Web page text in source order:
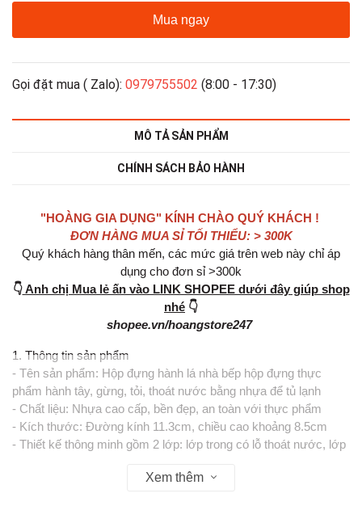
Mua ngay
Gọi đặt mua ( Zalo): 0979755502 (8:00 - 17:30)
MÔ TẢ SẢN PHẨM
CHÍNH SÁCH BẢO HÀNH
"HOÀNG GIA DỤNG" KÍNH CHÀO QUÝ KHÁCH !
ĐƠN HÀNG MUA SỈ TỐI THIỂU: > 300K
Quý khách hàng thân mến, các mức giá trên web này chỉ áp
dụng cho đơn sỉ >300k
👇Anh chị Mua lẻ ấn vào LINK SHOPEE dưới đây giúp shop
nhé 👇
shopee.vn/hoangstore247
1. Thông tin sản phẩm
- Tên sản phẩm: Hộp đựng hành lá nhà bếp hộp đựng thực
phẩm hành tây, gừng, tỏi, thoát nước bằng nhựa để tủ lạnh
- Chất liệu: Nhựa cao cấp, bền đẹp, an toàn với thực phẩm
- Kích thước: Đường kính 11.3cm, chiều cao khoảng 8.5cm
- Thiết kế thông minh gồm 2 lớp: lớp trong có lỗ thoát nước, lớp
- Có nắp đậy kín, giúp bảo quản thực phẩm sạch sẽ, tránh lẫn
Xem thêm